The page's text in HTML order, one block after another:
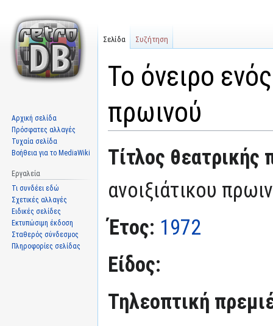
Το όνειρο
πρωινού
Μετάβαση
στην
Πήδηση
στην
Τίτλος θεατρικής
ανοιξιάτικου
Έτος: 1972
Είδος:
Τηλεοπτική
Σελίδα Συζήτηση
Αρχική σελίδα
Πρόσφατες αλλαγές
Τυχαία σελίδα
Βοήθεια για το MediaWiki
Εργαλεία
Τι συνδέει εδώ
Σχετικές αλλαγές
Ειδικές σελίδες
Εκτυπώσιμη έκδοση
Σταθερός σύνδεσμος
Πληροφορίες σελίδας